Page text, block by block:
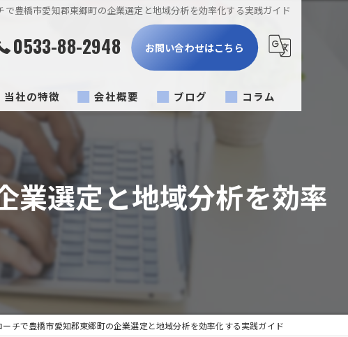
で豊橋市愛知郡東郷町の企業選定と地域分析を効率化する実践ガイド
0533-88-2948 お問い合わせはこちら
当社の特徴
浴室乾燥機
豊橋市の電気工事
蒲郡市の電気工事
配線
コンセント
会社概要 ブログ コラム
業選定と地域分析を効率
ーチで豊橋市愛知郡東郷町の企業選定と地域分析を効率化する実践ガイド